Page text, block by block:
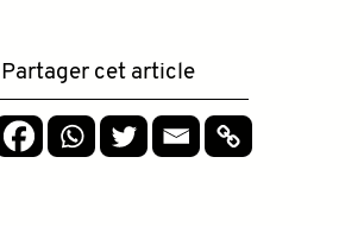
Partager cet article